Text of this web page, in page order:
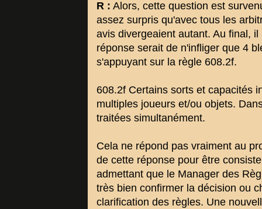
R : Alors, cette question est
assez surpris qu'avec tous les
avis divergeaient autant. Au final,
réponse serait de n'infliger que 4
s'appuyant sur la règle 608.2f.
608.2f Certains sorts et capacités
multiples joueurs et/ou objets.
traitées simultanément.
Cela ne répond pas vraiment au
de cette réponse pour être
admettant que le Manager des
très bien confirmer la décision ou
clarification des règles. Une